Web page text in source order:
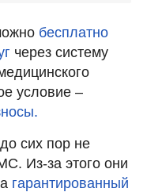
бесплатно
через систему
условие –
сих пор не
Из-за этого они
гарантированный